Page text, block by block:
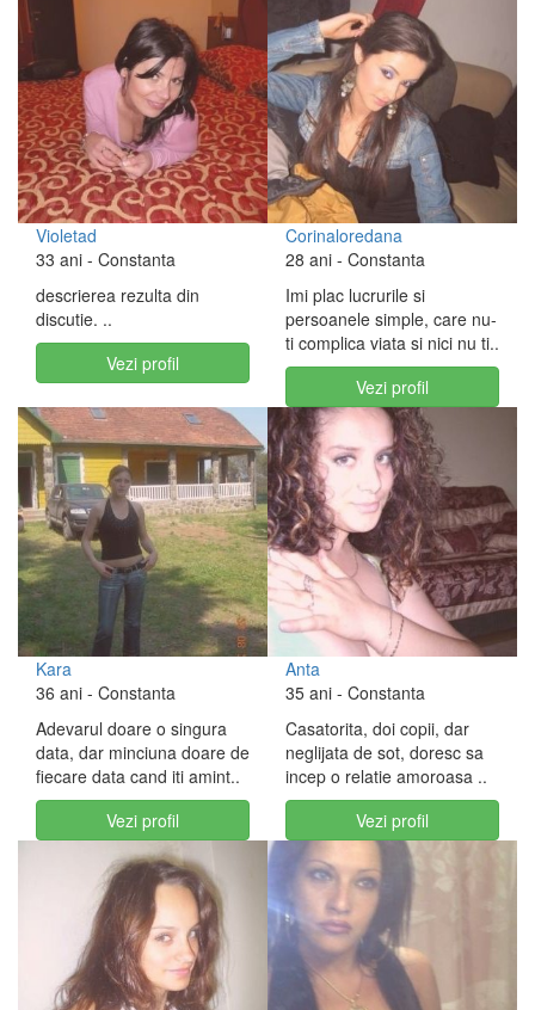
Violetad
33 ani - Constanta
descrierea rezulta din
discutie. ..
Vezi profil
Corinaloredana
28 ani - Constanta
Imi plac lucrurile si
persoanele simple, care nu-
ti complica viata si nici nu ti..
Vezi profil
Kara
36 ani - Constanta
Adevarul doare o singura
data, dar minciuna doare de
fiecare data cand iti amint..
Vezi profil
Anta
35 ani - Constanta
Casatorita, doi copii, dar
neglijata de sot, doresc sa
incep o relatie amoroasa ..
Vezi profil